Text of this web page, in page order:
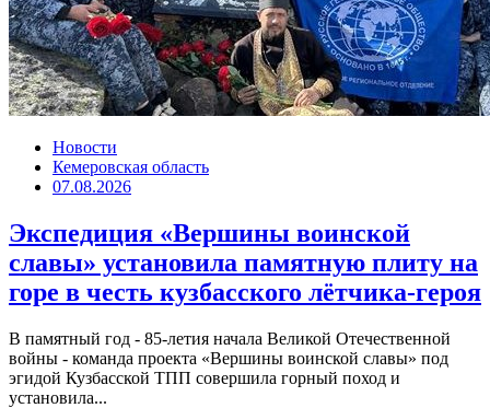
Новости
Кемеровская область
07.08.2026
Экспедиция «Вершины воинской
славы» установила памятную плиту на
горе в честь кузбасского лётчика-героя
В памятный год - 85-летия начала Великой Отечественной
войны - команда проекта «Вершины воинской славы» под
эгидой Кузбасской ТПП совершила горный поход и
установила...